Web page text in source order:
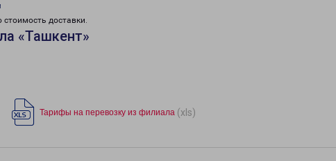
стоимость доставки.
«Ташкент»
Тарифы на перевозку из филиала (xls)